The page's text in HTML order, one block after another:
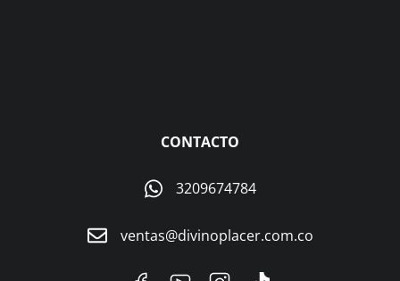
CONTACTO
3209674784
ventas@divinoplacer.com.co